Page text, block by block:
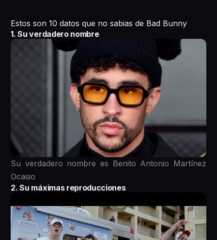
Estos son 10 datos que no sabias de Bad Bunny
1. Su verdadero nombre
Su verdadero nombre es Benito Antonio Martínez
Ocasio
2. Su máximas reproducciones